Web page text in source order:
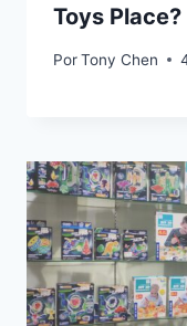
Toys Place?
PorTony Chen